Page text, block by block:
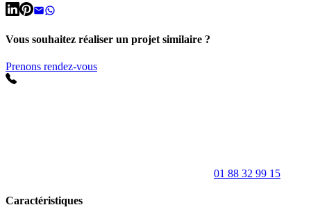
Vous souhaitez réaliser un projet similaire ?
Prenons rendez-vous
01 88 32 99 15
Caractéristiques